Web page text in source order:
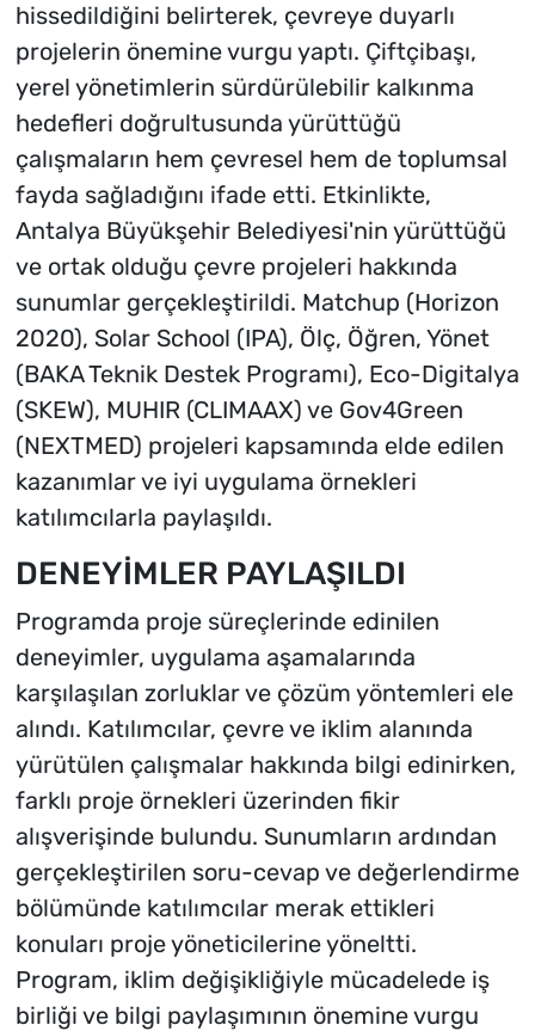
hissedildiğini belirterek, çevreye duyarlı
projelerin önemine vurgu yaptı. Çiftçibaşı,
yerel yönetimlerin sürdürülebilir kalkınma
hedefleri doğrultusunda yürüttüğü
çalışmaların hem çevresel hem de toplumsal
fayda sağladığını ifade etti. Etkinlikte,
Antalya Büyükşehir Belediyesi'nin yürüttüğü
ve ortak olduğu çevre projeleri hakkında
sunumlar gerçekleştirildi. Matchup (Horizon
2020), Solar School (IPA), Ölç, Öğren, Yönet
(BAKA Teknik Destek Programı), Eco-Digitalya
(SKEW), MUHIR (CLIMAAX) ve Gov4Green
(NEXTMED) projeleri kapsamında elde edilen
kazanımlar ve iyi uygulama örnekleri
katılımcılarla paylaşıldı.
DENEYİMLER PAYLAŞILDI
Programda proje süreçlerinde edinilen
deneyimler, uygulama aşamalarında
karşılaşılan zorluklar ve çözüm yöntemleri ele
alındı. Katılımcılar, çevre ve iklim alanında
yürütülen çalışmalar hakkında bilgi edinirken,
farklı proje örnekleri üzerinden fikir
alışverişinde bulundu. Sunumların ardından
gerçekleştirilen soru-cevap ve değerlendirme
bölümünde katılımcılar merak ettikleri
konuları proje yöneticilerine yöneltti.
Program, iklim değişikliğiyle mücadelede iş
birliği ve bilgi paylaşımının önemine vurgu